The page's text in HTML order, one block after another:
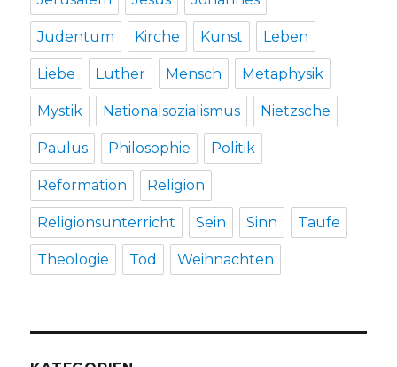
Judentum Kirche Kunst Leben
Liebe Luther Mensch Metaphysik
Mystik Nationalsozialismus Nietzsche
Paulus Philosophie Politik
Reformation Religion
Religionsunterricht Sein Sinn Taufe
Theologie Tod Weihnachten